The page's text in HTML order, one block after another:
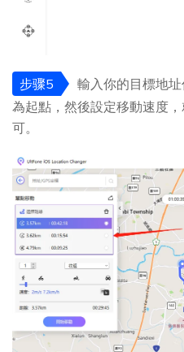
步骤5
輸入你的目標地
為起點，然後設定移動速度
可。